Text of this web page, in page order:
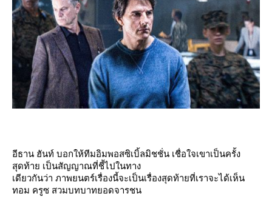
อีธาน ฮันท์ บอกให้ทีมอิมพอสซิเบิ้ลมิชชั่น เชื่อใจเขาเป็นครั้ง
สุดท้าย เป็นสัญญาณที่ชี้ไปในทาง
เดียวกันว่า ภาพยนตร์เรื่องนี้จะเป็นเรื่องสุดท้ายที่เราจะได้เห็น
ทอม ครูซ สวมบทบาทยอดจารชน